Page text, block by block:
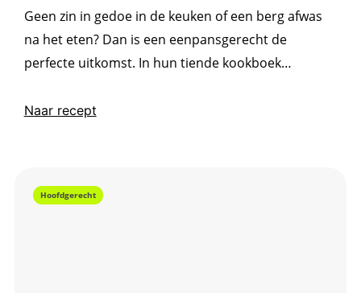
Geen zin in gedoe in de keuken of een berg afwas
na het eten? Dan is een eenpansgerecht de
perfecte uitkomst. In hun tiende kookboek
delen Jennifer en Sven vijftig recepten die je
Naar recept
Hoofdgerecht